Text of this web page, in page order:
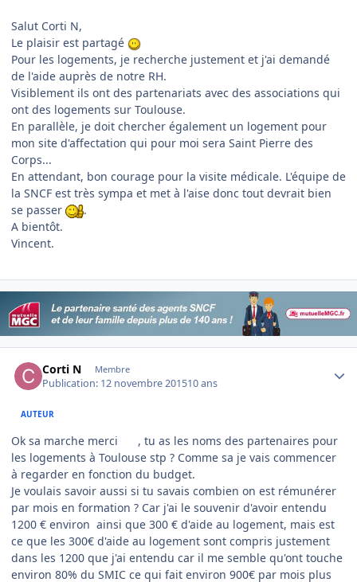
Salut Corti N,
Le plaisir est partagé
Pour les logements, je recherche justement et j'ai demandé
de l'aide auprès de notre RH.
Visiblement ils ont des partenariats avec des associations qui
ont des logements sur Toulouse.
En parallèle, je doit chercher également un logement pour
mon site d'affectation qui pour moi sera Saint Pierre des
Corps...
En attendant, bon courage pour la visite médicale. L'équipe de
la SNCF est très sympa et met à l'aise donc tout devrait bien
se passer
.
A bientôt.
Vincent.
Corti N Membre
Publication: 12 novembre 201510 ans
AUTEUR
Ok sa marche merci
, tu as les noms des partenaires pour
les logements à Toulouse stp ? Comme sa je vais commencer
à regarder en fonction du budget.
Je voulais savoir aussi si tu savais combien on est rémunérer
par mois en formation ? Car j'ai le souvenir d'avoir entendu
1200 € environ ainsi que 300 € d'aide au logement, mais est
ce que les 300€ d'aide au logement sont compris justement
dans les 1200 que j'ai entendu car il me semble qu'ont touche
environ 80% du SMIC ce qui fait environ 900€ par mois plus